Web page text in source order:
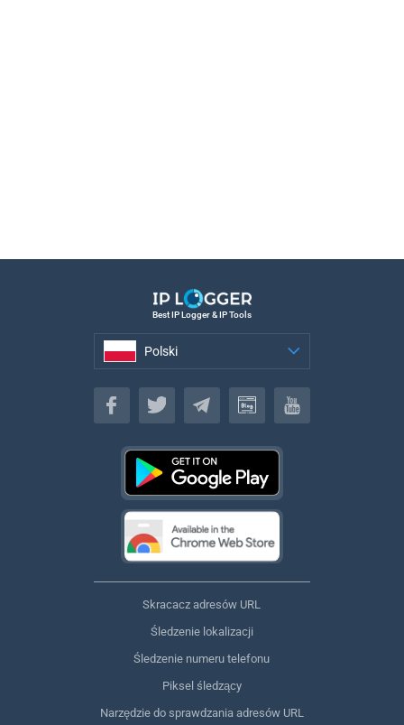
Best IP Logger & IP Tools
Polski
Polski
Skracacz adresów URL
Śledzenie lokalizacji
Śledzenie numeru telefonu
Piksel śledzący
Narzędzie do sprawdzania adresów URL